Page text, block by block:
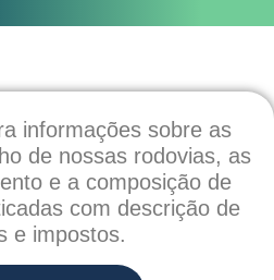
informações sobre as
de nossas rodovias, as
e a composição de
com descrição de
e impostos.